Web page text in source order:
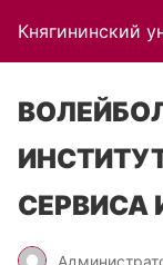
Княгининский
СЕРВИСА